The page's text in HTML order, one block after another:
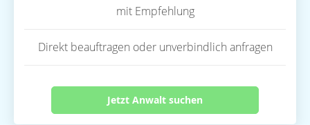
mit Empfehlung
Direkt beauftragen oder unverbindlich anfragen
Jetzt Anwalt suchen